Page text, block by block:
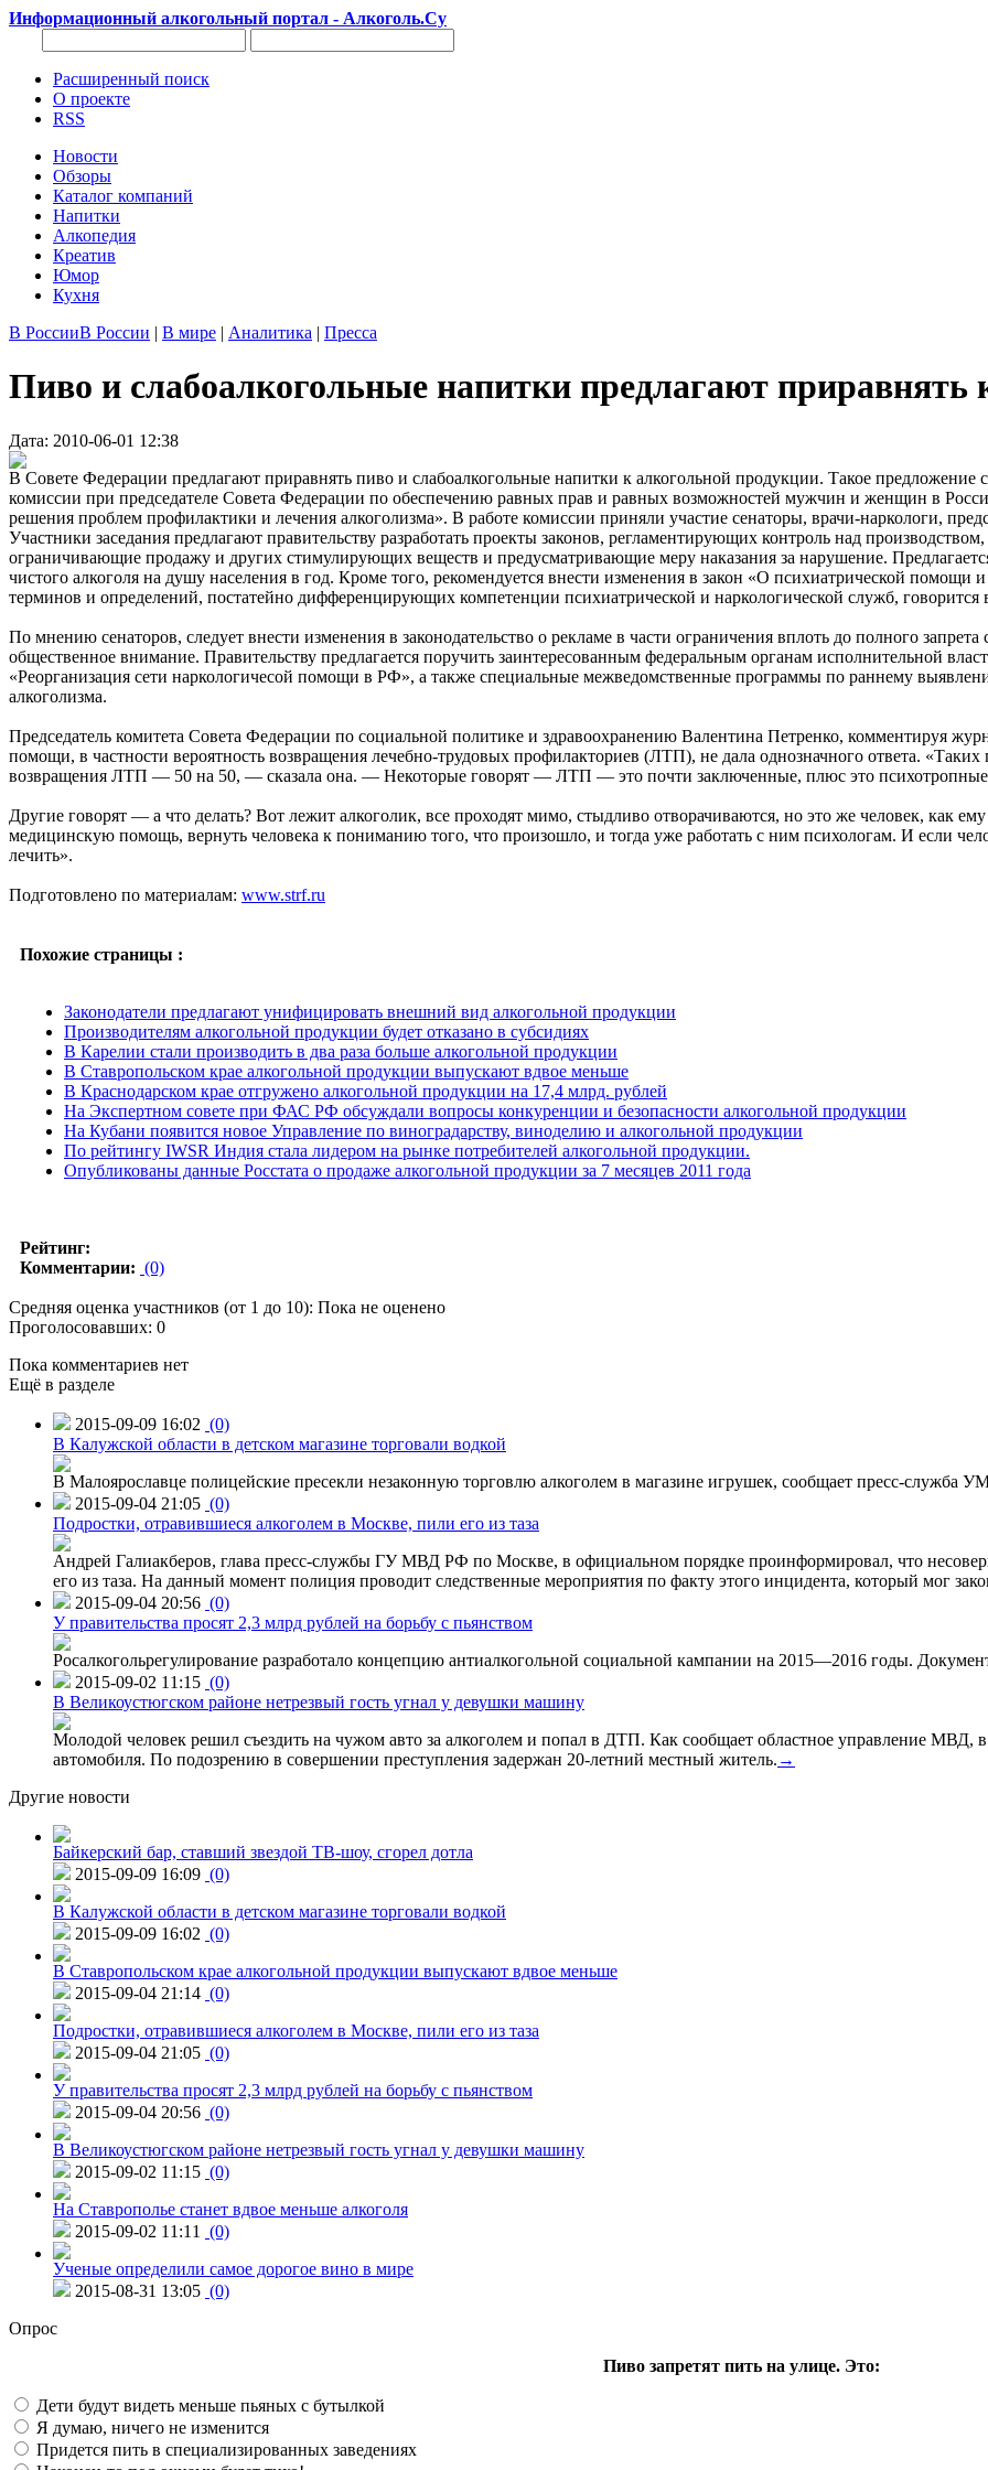
Информационный алкогольный портал - Алкоголь.Су
Расширенный поиск
О проекте
RSS
Новости
Обзоры
Каталог компаний
Напитки
Алкопедия
Креатив
Юмор
Кухня
В РоссииВ России | В мире | Аналитика | Пресса
Пиво и слабоалкогольные напитки предлагают приравнять
Дата: 2010-06-01 12:38
В Совете Федерации предлагают приравнять пиво и слабоалкогольные напитки к алкогольной продукции. Такое предложение
комиссии при председателе Совета Федерации по обеспечению равных прав и равных возможностей мужчин и женщин в
решения проблем профилактики и лечения алкоголизма». В работе комиссии приняли участие сенаторы, врачи-наркологи,
Участники заседания предлагают правительству разработать проекты законов, регламентирующих контроль над
ограничивающие продажу и других стимулирующих веществ и предусматривающие меру наказания за нарушение.
чистого алкоголя на душу населения в год. Кроме того, рекомендуется внести изменения в закон «О психиатрической помощи
терминов и определений, постатейно дифференцирующих компетенции психиатрической и наркологической служб, говорится
По мнению сенаторов, следует внести изменения в законодательство о рекламе в части ограничения вплоть до полного
общественное внимание. Правительству предлагается поручить заинтересованным федеральным органам исполнительной
«Реорганизация сети наркологичесой помощи в РФ», а также специальные межведомственные программы по раннему
алкоголизма.
Председатель комитета Совета Федерации по социальной политике и здравоохранению Валентина Петренко, комментируя
помощи, в частности вероятность возвращения лечебно-трудовых профилакториев (ЛТП), не дала однозначного ответа.
возвращения ЛТП — 50 на 50, — сказала она. — Некоторые говорят — ЛТП — это почти заключенные, плюс это психотропные
Другие говорят — а что делать? Вот лежит алкоголик, все проходят мимо, стыдливо отворачиваются, но это же человек, как
медицинскую помощь, вернуть человека к пониманию того, что произошло, и тогда уже работать с ним психологам. И если
лечить».
Подготовлено по материалам: www.strf.ru
Похожие страницы :
Законодатели предлагают унифицировать внешний вид алкогольной продукции
Производителям алкогольной продукции будет отказано в субсидиях
В Карелии стали производить в два раза больше алкогольной продукции
В Ставропольском крае алкогольной продукции выпускают вдвое меньше
В Краснодарском крае отгружено алкогольной продукции на 17,4 млрд. рублей
На Экспертном совете при ФАС РФ обсуждали вопросы конкуренции и безопасности алкогольной продукции
На Кубани появится новое Управление по виноградарству, виноделию и алкогольной продукции
По рейтингу IWSR Индия стала лидером на рынке потребителей алкогольной продукции.
Опубликованы данные Росстата о продаже алкогольной продукции за 7 месяцев 2011 года
Рейтинг:
Комментарии: (0)
Средняя оценка участников (от 1 до 10): Пока не оценено
Проголосовавших: 0
Пока комментариев нет
Ещё в разделе
2015-09-09 16:02 (0)
В Калужской области в детском магазине торговали водкой
В Малоярославце полицейские пресекли незаконную торговлю алкоголем в магазине игрушек, сообщает пресс-служба
2015-09-04 21:05 (0)
Подростки, отравившиеся алкоголем в Москве, пили его из таза
Андрей Галиакберов, глава пресс-службы ГУ МВД РФ по Москве, в официальном порядке проинформировал, что
его из таза. На данный момент полиция проводит следственные мероприятия по факту этого инцидента, который мог
2015-09-04 20:56 (0)
У правительства просят 2,3 млрд рублей на борьбу с пьянством
Росалкогольрегулирование разработало концепцию антиалкогольной социальной кампании на 2015—2016 годы.
2015-09-02 11:15 (0)
В Великоустюгском районе нетрезвый гость угнал у девушки машину
Молодой человек решил съездить на чужом авто за алкоголем и попал в ДТП. Как сообщает областное управление МВД,
автомобиля. По подозрению в совершении преступления задержан 20-летний местный житель. →
Другие новости
Байкерский бар, ставший звездой ТВ-шоу, сгорел дотла
2015-09-09 16:09 (0)
В Калужской области в детском магазине торговали водкой
2015-09-09 16:02 (0)
В Ставропольском крае алкогольной продукции выпускают вдвое меньше
2015-09-04 21:14 (0)
Подростки, отравившиеся алкоголем в Москве, пили его из таза
2015-09-04 21:05 (0)
У правительства просят 2,3 млрд рублей на борьбу с пьянством
2015-09-04 20:56 (0)
В Великоустюгском районе нетрезвый гость угнал у девушки машину
2015-09-02 11:15 (0)
На Ставрополье станет вдвое меньше алкоголя
2015-09-02 11:11
(0)
Ученые определили самое дорогое вино в мире
2015-08-31 13:05 (0)
Опрос
Пиво запретят пить на улице. Это:
Дети будут видеть меньше пьяных с бутылкой
Я думаю, ничего не изменится
Придется пить в специализированных заведениях